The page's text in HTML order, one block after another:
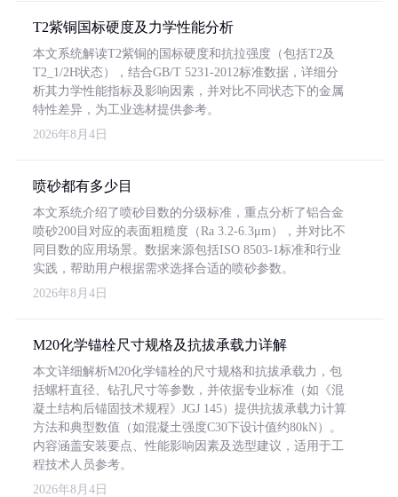
T2紫铜国标硬度及力学性能分析
本文系统解读T2紫铜的国标硬度和抗拉强度（包括T2及
T2_1/2H状态），结合GB/T 5231-2012标准数据，详细分
析其力学性能指标及影响因素，并对比不同状态下的金属
特性差异，为工业选材提供参考。
2026年8月4日
喷砂都有多少目
本文系统介绍了喷砂目数的分级标准，重点分析了铝合金
喷砂200目对应的表面粗糙度（Ra 3.2-6.3μm），并对比不
同目数的应用场景。数据来源包括ISO 8503-1标准和行业
实践，帮助用户根据需求选择合适的喷砂参数。
2026年8月4日
M20化学锚栓尺寸规格及抗拔承载力详解
本文详细解析M20化学锚栓的尺寸规格和抗拔承载力，包
括螺杆直径、钻孔尺寸等参数，并依据专业标准（如《混
凝土结构后锚固技术规程》JGJ 145）提供抗拔承载力计算
方法和典型数值（如混凝土强度C30下设计值约80kN）。
内容涵盖安装要点、性能影响因素及选型建议，适用于工
程技术人员参考。
2026年8月4日